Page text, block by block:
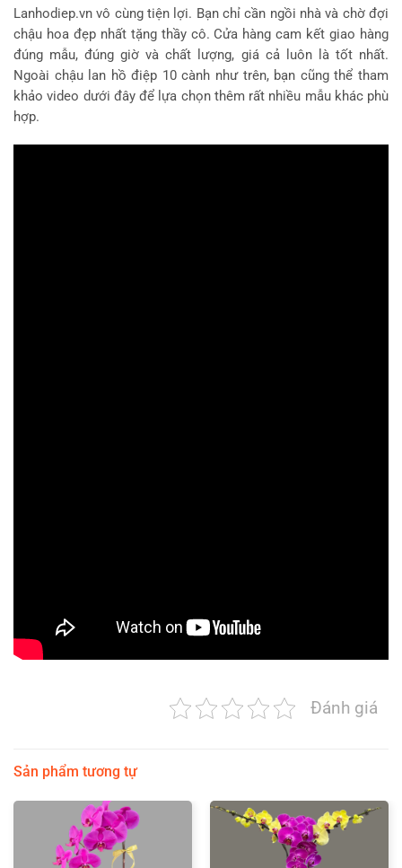
Lanhodiep.vn vô cùng tiện lợi. Bạn chỉ cần ngồi nhà và chờ đợi
chậu hoa đẹp nhất tặng thầy cô. Cửa hàng cam kết giao hàng
đúng mẫu, đúng giờ và chất lượng, giá cả luôn là tốt nhất.
Ngoài chậu lan hồ điệp 10 cành như trên, bạn cũng thể tham
khảo video dưới đây để lựa chọn thêm rất nhiều mẫu khác phù
hợp.
Đánh giá
Sản phẩm tương tự